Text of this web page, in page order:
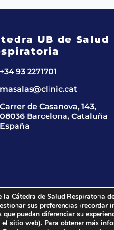
UB de Salud
+34 93 2271701
masalas@clinic.cat
Carrer de Casanova, 143,
08036 Barcelona, Cataluña
España
© Cátedra UB de Salud
la Cátedra de Salud Respiratoria
sus preferencias (recordar
que puedan diferenciar su
sitio web). Para obtener más